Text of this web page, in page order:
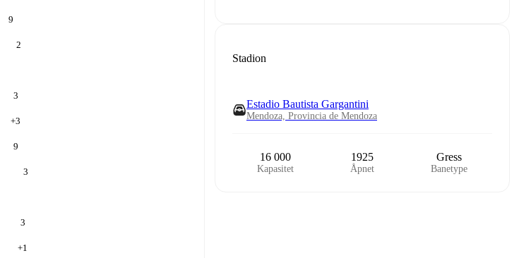
9
2
3
+3
9
3
3
+1
Stadion
Estadio Bautista Gargantini
Mendoza, Provincia de Mendoza
16 000
Kapasitet
1925
Åpnet
Gress
Banetype